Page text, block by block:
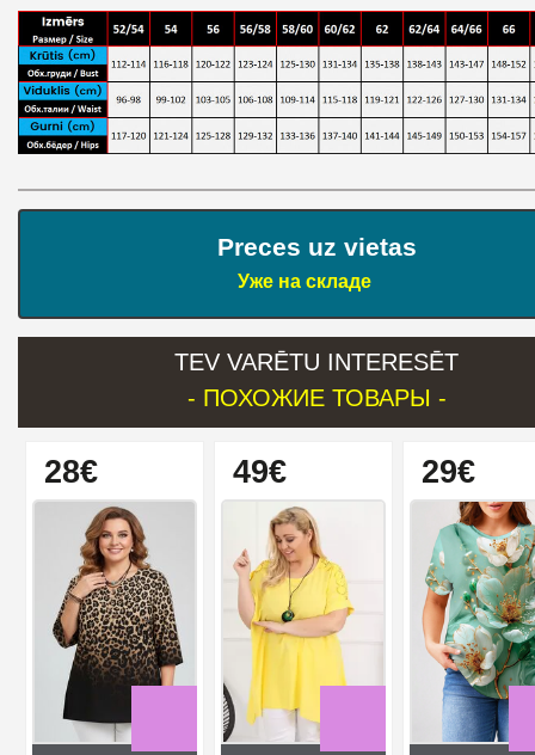
Preces uz vietas
Уже на складе
TEV VARĒTU INTERESĒT
- ПОХОЖИЕ ТОВАРЫ -
28€ 49€ 29€